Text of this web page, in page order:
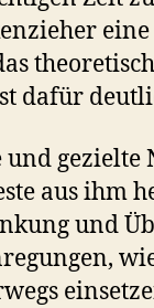
eine
dafür
gezielte
aus ihm
und